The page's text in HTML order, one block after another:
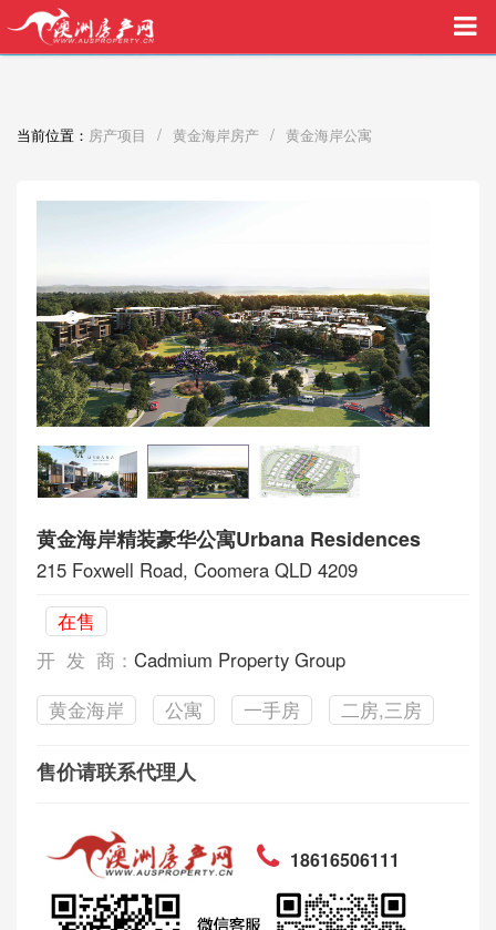
买家中介VIP服务，助您安心购房
当前位置： 房产项目 / 黄金海岸房产 / 黄金海岸公寓
黄金海岸精装豪华公寓Urbana Residences
215 Foxwell Road, Coomera QLD 4209
在售
开 发 商： Cadmium Property Group
黄金海岸
公寓 一手房 二房,三房
售价请联系代理人
18616506111